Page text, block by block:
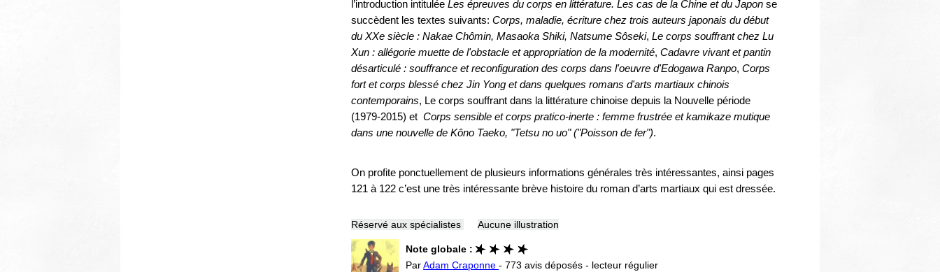
l’introduction intitulée Les épreuves du corps en littérature. Les cas de la Chine et du Japon se
succèdent les textes suivants: Corps, maladie, écriture chez trois auteurs japonais du début
du XXe siècle : Nakae Chômin, Masaoka Shiki, Natsume Sôseki, Le corps souffrant chez Lu
Xun : allégorie muette de l'obstacle et appropriation de la modernité, Cadavre vivant et pantin
désarticulé : souffrance et reconfiguration des corps dans l'oeuvre d'Edogawa Ranpo, Corps
fort et corps blessé chez Jin Yong et dans quelques romans d'arts martiaux chinois
contemporains, Le corps souffrant dans la littérature chinoise depuis la Nouvelle période
(1979-2015) et Corps sensible et corps pratico-inerte : femme frustrée et kamikaze mutique
dans une nouvelle de Kôno Taeko, "Tetsu no uo" ("Poisson de fer").
On profite ponctuellement de plusieurs informations générales très intéressantes, ainsi pages
121 à 122 c’est une très intéressante brève histoire du roman d’arts martiaux qui est dressée.
Réservé aux spécialistes Aucune illustration
Note globale :
ParAdam Craponne- 773 avis déposés - lecteur régulier